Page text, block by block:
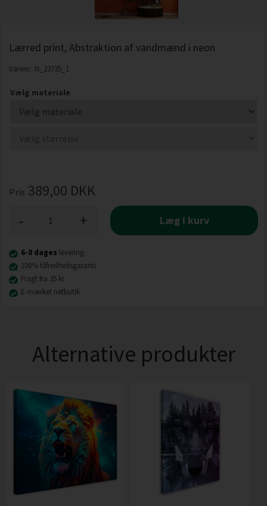
Lærred print, Abstraktion af vandmænd i neon
Varenr.: N_23735_1
Vælg materiale
Pris 389,00 DKK
+
- Læg i kurv
6-8 dages levering
100% tilfredhedsgaranti
Fragt fra 35 kr
E-mærket netbutik
Alternative produkter